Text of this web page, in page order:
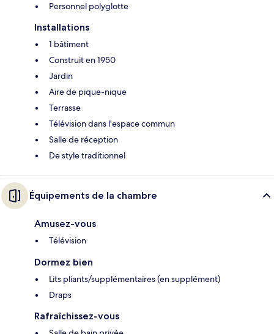
Personnel polyglotte
Installations
1 bâtiment
Construit en 1950
Jardin
Aire de pique-nique
Terrasse
Télévision dans l'espace commun
Salle de réception
De style traditionnel
Équipements de la chambre
Amusez-vous
Télévision
Dormez bien
Lits pliants/supplémentaires (en supplément)
Draps
Rafraîchissez-vous